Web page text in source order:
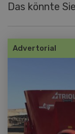
Das könnte
Advertorial